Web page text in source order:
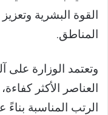
القوة البشرية
المناطق.
وتعتمد الوزارة على
العناصر الأكثر
الرتب المناسبة